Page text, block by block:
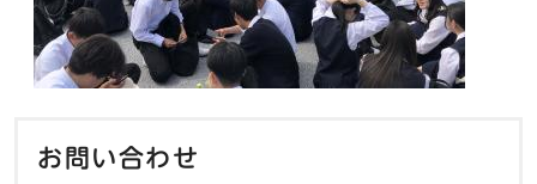
お問い合わせ